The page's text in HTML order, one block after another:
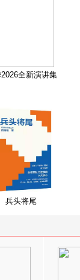
全新演讲集
兵头将尾